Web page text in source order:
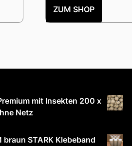
ZUM SHOP
mit Insekten 200 x
Netz
braun STARK Klebeband